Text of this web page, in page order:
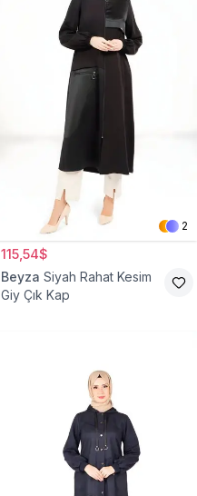
2
115,54$
Beyza Siyah Rahat Kesim
Giy Çık Kap